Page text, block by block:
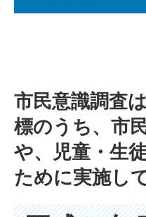
市民意識調査
標のうち、市
や、児童・生
ために実施し